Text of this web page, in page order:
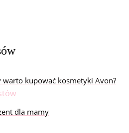
warto kupować kosmetyki Avon?
dla mamy